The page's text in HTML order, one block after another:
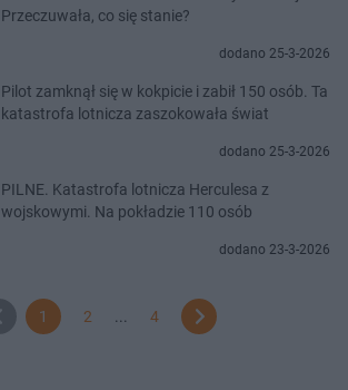
Przeczuwała, co się stanie?
dodano 25-3-2026
Pilot zamknął się w kokpicie i zabił 150 osób. Ta
katastrofa lotnicza zaszokowała świat
dodano 25-3-2026
PILNE. Katastrofa lotnicza Herculesa z
wojskowymi. Na pokładzie 110 osób
dodano 23-3-2026
1 2 4